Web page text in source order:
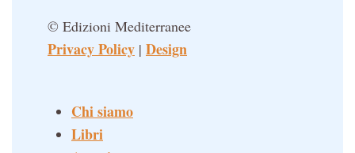
© Edizioni Mediterranee
Privacy Policy | Design
Chi siamo
Libri